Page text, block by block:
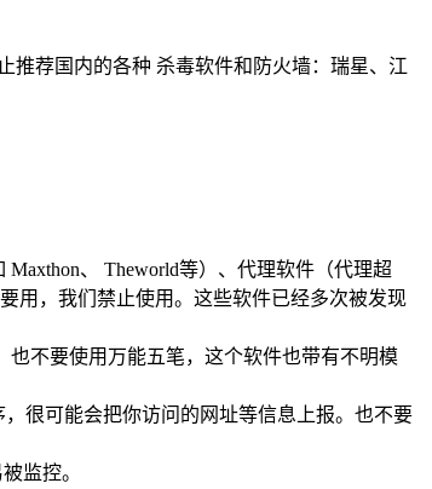
推荐国内的各种 杀毒软件和防火墙：瑞星、江
Maxthon、 Theworld等）、代理软件（代理超
用，我们禁止使用。这些软件已经多次被发现
也不要使用万能五笔，这个软件也带有不明模
很可能会把你访问的网址等信息上报。也不要
监控。